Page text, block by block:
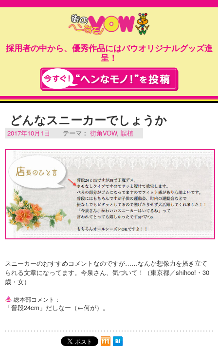
採用者の中から、優秀作品にはバウオリジナルグッズ進
呈！
どんなスニーカーでしょうか
2017年10月1日 テーマ： 街角VOW, 誤植
スニーカーのおすすめコメントなのですが……なんか想像力を掻き立て
られる文章になってます。今泉さん、気づいて！（東京都／shihoo!・30
歳・女）
総本部コメント：
「普段24cm」だしなー（←何が）。